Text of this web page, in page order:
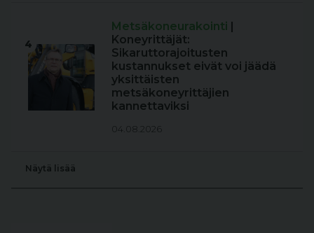
4
Metsäkoneurakointi |
Koneyrittäjät:
Sikaruttorajoitusten
kustannukset eivät voi jäädä
yksittäisten
metsäkoneyrittäjien
kannettaviksi
04.08.2026
Näytä lisää